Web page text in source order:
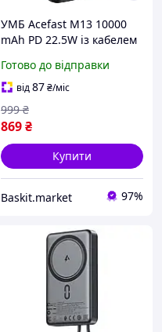
УМБ Acefast M13 10000
mAh PD 22.5W із кабелем
Готово до відправки
від87₴/міс
869₴
999 ₴
Купити
Baskit.market 97%